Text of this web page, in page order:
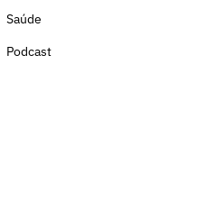
Saúde
Podcast